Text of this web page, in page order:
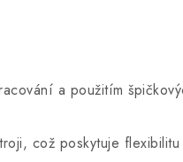
a použitím
což poskytuje